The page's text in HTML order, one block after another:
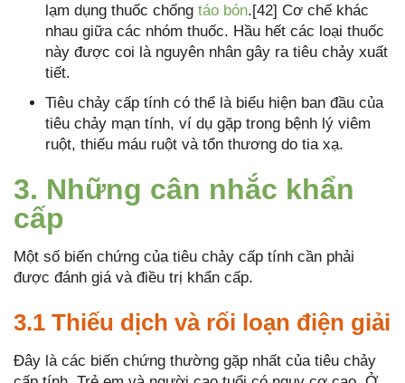
lạm dụng thuốc chống táo bón.[42] Cơ chế khác
nhau giữa các nhóm thuốc. Hầu hết các loại thuốc
này được coi là nguyên nhân gây ra tiêu chảy xuất
tiết.
Tiêu chảy cấp tính có thể là biểu hiện ban đầu của
tiêu chảy mạn tính, ví dụ gặp trong bệnh lý viêm
ruột, thiếu máu ruột và tổn thương do tia xạ.
3. Những cân nhắc khẩn
cấp
Một số biến chứng của tiêu chảy cấp tính cần phải
được đánh giá và điều trị khẩn cấp.
3.1 Thiếu dịch và rối loạn điện giải
Đây là các biến chứng thường gặp nhất của tiêu chảy